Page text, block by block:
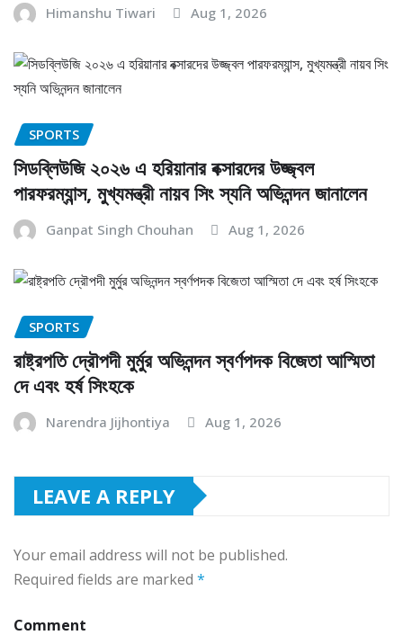
Himanshu Tiwari Aug 1, 2026
SPORTS
সিডব্লিউজি ২০২৬ এ হরিয়ানার বক্সারদের উজ্জ্বল
পারফরম্যান্স, মুখ্যমন্ত্রী নায়ব সিং স্যনি অভিনন্দন জানালেন
Ganpat Singh Chouhan Aug 1, 2026
SPORTS
রাষ্ট্রপতি দ্রৌপদী মুর্মুর অভিনন্দন স্বর্ণপদক বিজেতা আস্মিতা
দে এবং হর্ষ সিংহকে
Narendra Jijhontiya Aug 1, 2026
LEAVE A REPLY
Your email address will not be published.
Required fields are marked *
Comment